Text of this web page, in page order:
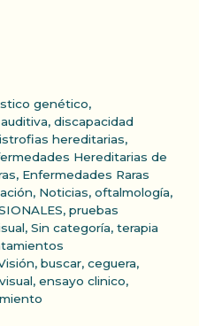
genético,
, discapacidad
hereditarias,
Hereditarias de
, Enfermedades Raras
, Noticias, oftalmología,
, pruebas
, Sin categoría, terapia
, buscar, ceguera,
, ensayo clinico,